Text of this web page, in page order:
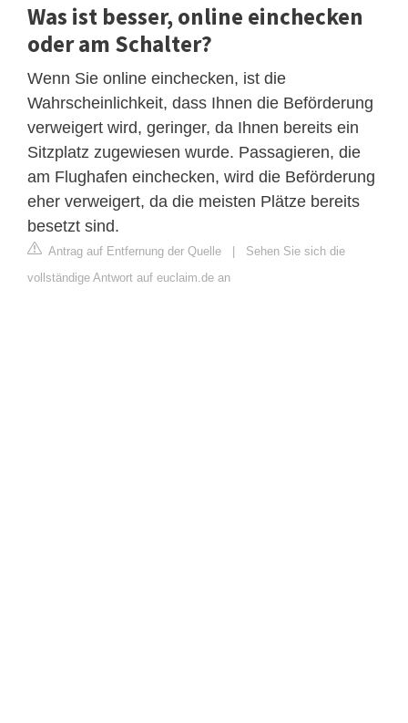
Was ist besser, online einchecken
oder am Schalter?
Wenn Sie online einchecken, ist die
Wahrscheinlichkeit, dass Ihnen die Beförderung
verweigert wird, geringer, da Ihnen bereits ein
Sitzplatz zugewiesen wurde. Passagieren, die
am Flughafen einchecken, wird die Beförderung
eher verweigert, da die meisten Plätze bereits
besetzt sind.
Antrag auf Entfernung der Quelle | Sehen Sie sich die
vollständige Antwort auf euclaim.de an